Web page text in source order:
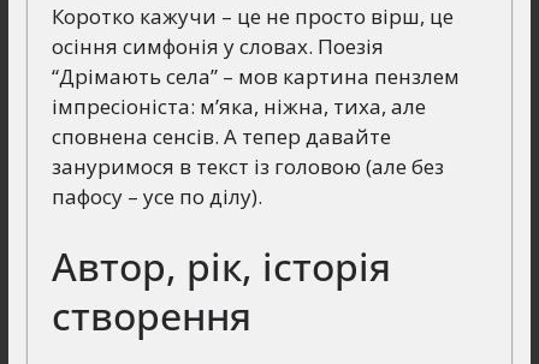
Коротко кажучи – це не просто вірш, це
осіння симфонія у словах. Поезія
“Дрімають села” – мов картина пензлем
імпресіоніста: м’яка, ніжна, тиха, але
сповнена сенсів. А тепер давайте
зануримося в текст із головою (але без
пафосу – усе по ділу).
Автор, рік, історія
створення